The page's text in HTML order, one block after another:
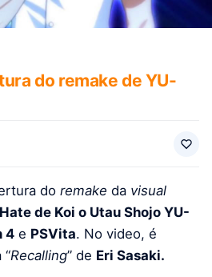
do remake de YU-
do remake da visual
de Koi o Utau Shojo YU-
4 e PSVita. No video, é
“Recalling” de Eri Sasaki.